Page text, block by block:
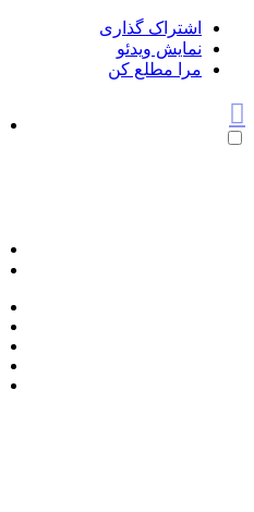
اشتراک گذاری
نمایش ویدئو
مرا مطلع کن